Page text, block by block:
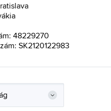
48229270
SK2120122983